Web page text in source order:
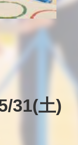
31(土)